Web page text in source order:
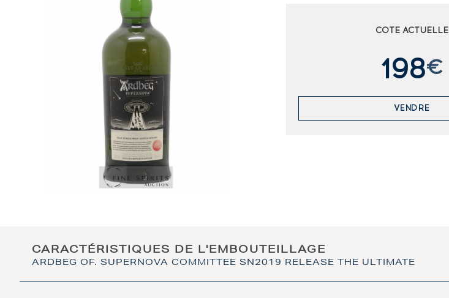
COTE ACTUELLE
198€
VENDRE
CARACTÉRISTIQUES DE L'EMBOUTEILLAGE
ARDBEG OF. SUPERNOVA COMMITTEE SN2019 RELEASE THE ULTIMATE